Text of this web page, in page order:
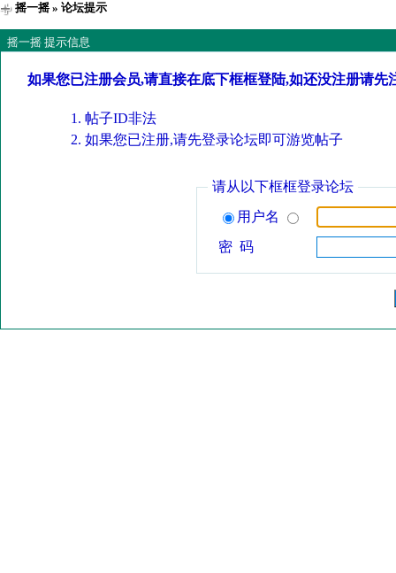
摇一摇» 论坛提示
摇一摇 提示信息
如果您已注册会员,请直接在底下框框登陆,如还没注册请先
帖子ID非法
如果您已注册,请先登录论坛即可游览帖子
请从以下框框登录论坛
用户名
密 码